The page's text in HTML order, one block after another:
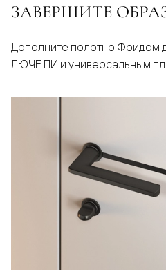
ЗАВЕРШИТЕ
Дополните полотно Фридом
ЛЮЧЕ ПИ и универсальным